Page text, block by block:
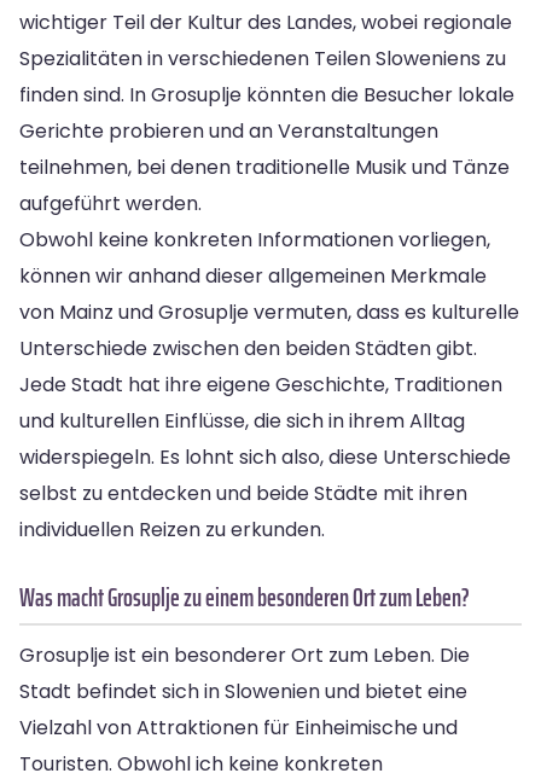
wichtiger Teil der Kultur des Landes, wobei regionale
Spezialitäten in verschiedenen Teilen Sloweniens zu
finden sind. In Grosuplje könnten die Besucher lokale
Gerichte probieren und an Veranstaltungen
teilnehmen, bei denen traditionelle Musik und Tänze
aufgeführt werden.
Obwohl keine konkreten Informationen vorliegen,
können wir anhand dieser allgemeinen Merkmale
von Mainz und Grosuplje vermuten, dass es kulturelle
Unterschiede zwischen den beiden Städten gibt.
Jede Stadt hat ihre eigene Geschichte, Traditionen
und kulturellen Einflüsse, die sich in ihrem Alltag
widerspiegeln. Es lohnt sich also, diese Unterschiede
selbst zu entdecken und beide Städte mit ihren
individuellen Reizen zu erkunden.
Was macht Grosuplje zu einem besonderen Ort zum Leben?
Grosuplje ist ein besonderer Ort zum Leben. Die
Stadt befindet sich in Slowenien und bietet eine
Vielzahl von Attraktionen für Einheimische und
Touristen. Obwohl ich keine konkreten